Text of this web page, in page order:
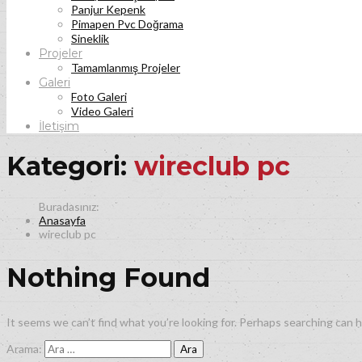
Panjur Kepenk
Pimapen Pvc Doğrama
Sineklik
Projeler
Tamamlanmış Projeler
Galeri
Foto Galeri
Video Galeri
İletişim
Kategori: wireclub pc
Anasayfa
wireclub pc
Nothing Found
It seems we can’t find what you’re looking for. Perhaps searching can
Arama: